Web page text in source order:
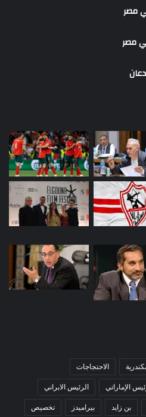
الاحتجاجات
الإماراتي الرئيس الابراني
بن زايد بيراميدز تخصيص